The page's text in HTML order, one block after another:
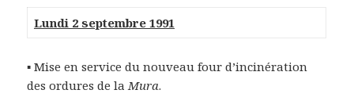
Lundi 2 septembre 1991
▪ Mise en service du nouveau four d’incinération
des ordures de laMura.